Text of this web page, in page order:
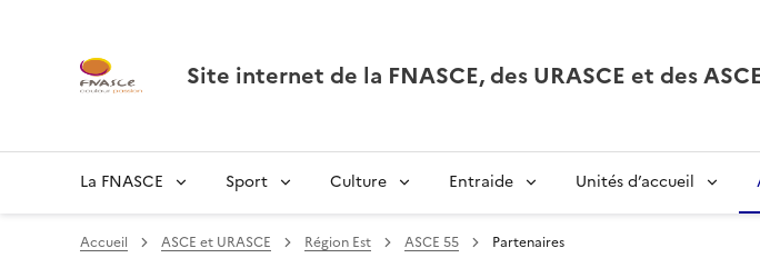
Site internet de la FNASCE, des URASCE et des
La FNASCE Sport Culture Entraide Unités d’accueil
Accueil ASCE et URASCE Région Est ASCE 55 Partenaires